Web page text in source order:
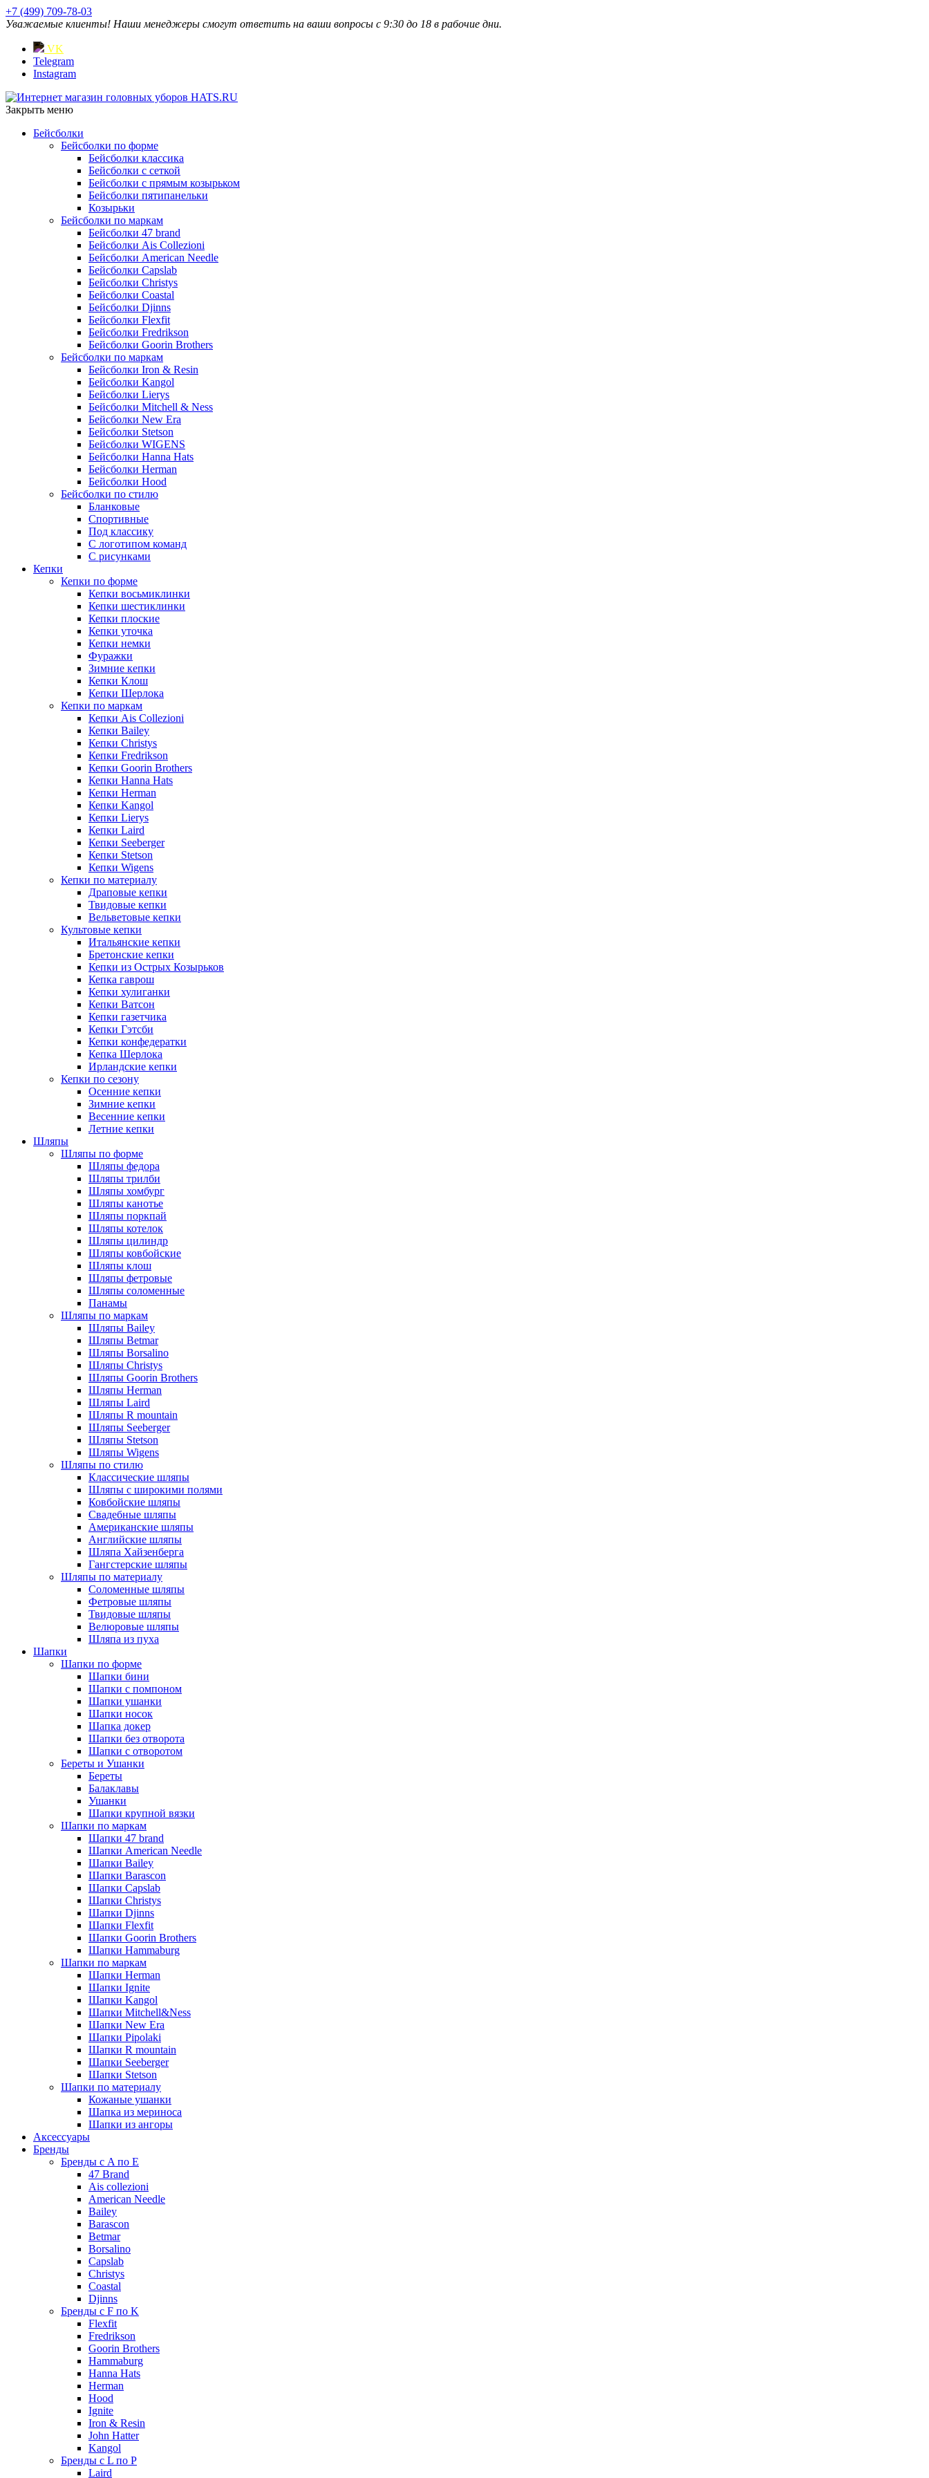
+7 (499) 709-78-03
Уважаемые клиенты! Наши менеджеры смогут ответить на ваши вопросы с 9:30 до 18 в рабочие дни.
VK
Telegram
Instagram
Закрыть меню
Бейсболки
Бейсболки по форме
Бейсболки классика
Бейсболки с сеткой
Бейсболки с прямым козырьком
Бейсболки пятипанельки
Козырьки
Бейсболки по маркам
Бейсболки 47 brand
Бейсболки Ais Collezioni
Бейсболки American Needle
Бейсболки Capslab
Бейсболки Christys
Бейсболки Coastal
Бейсболки Djinns
Бейсболки Flexfit
Бейсболки Fredrikson
Бейсболки Goorin Brothers
Бейсболки по маркам
Бейсболки Iron & Resin
Бейсболки Kangol
Бейсболки Lierys
Бейсболки Mitchell & Ness
Бейсболки New Era
Бейсболки Stetson
Бейсболки WIGENS
Бейсболки Hanna Hats
Бейсболки Herman
Бейсболки Hood
Бейсболки по стилю
Бланковые
Спортивные
Под классику
С логотипом команд
С рисунками
Кепки
Кепки по форме
Кепки восьмиклинки
Кепки шестиклинки
Кепки плоские
Кепки уточка
Кепки немки
Фуражки
Зимние кепки
Кепки Клош
Кепки Шерлока
Кепки по маркам
Кепки Ais Collezioni
Кепки Bailey
Кепки Christys
Кепки Fredrikson
Кепки Goorin Brothers
Кепки Hanna Hats
Кепки Herman
Кепки Kangol
Кепки Lierys
Кепки Laird
Кепки Seeberger
Кепки Stetson
Кепки Wigens
Кепки по материалу
Драповые кепки
Твидовые кепки
Вельветовые кепки
Культовые кепки
Итальянские кепки
Бретонские кепки
Кепки из Острых Козырьков
Кепка гаврош
Кепки хулиганки
Кепки Ватсон
Кепки газетчика
Кепки Гэтсби
Кепки конфедератки
Кепка Шерлока
Ирландские кепки
Кепки по сезону
Осенние кепки
Зимние кепки
Весенние кепки
Летние кепки
Шляпы
Шляпы по форме
Шляпы федора
Шляпы трилби
Шляпы хомбург
Шляпы канотье
Шляпы поркпай
Шляпы котелок
Шляпы цилиндр
Шляпы ковбойские
Шляпы клош
Шляпы фетровые
Шляпы соломенные
Панамы
Шляпы по маркам
Шляпы Bailey
Шляпы Betmar
Шляпы Borsalino
Шляпы Christys
Шляпы Goorin Brothers
Шляпы Herman
Шляпы Laird
Шляпы R mountain
Шляпы Seeberger
Шляпы Stetson
Шляпы Wigens
Шляпы по стилю
Классические шляпы
Шляпы с широкими полями
Ковбойские шляпы
Свадебные шляпы
Американские шляпы
Английские шляпы
Шляпа Хайзенберга
Гангстерские шляпы
Шляпы по материалу
Соломенные шляпы
Фетровые шляпы
Твидовые шляпы
Велюровые шляпы
Шляпа из пуха
Шапки
Шапки по форме
Шапки бини
Шапки с помпоном
Шапки ушанки
Шапки носок
Шапка докер
Шапки без отворота
Шапки с отворотом
Береты и Ушанки
Береты
Балаклавы
Ушанки
Шапки крупной вязки
Шапки по маркам
Шапки 47 brand
Шапки American Needle
Шапки Bailey
Шапки Barascon
Шапки Capslab
Шапки Christys
Шапки Djinns
Шапки Flexfit
Шапки Goorin Brothers
Шапки Hammaburg
Шапки по маркам
Шапки Herman
Шапки Ignite
Шапки Kangol
Шапки Mitchell&Ness
Шапки New Era
Шапки Pipolaki
Шапки R mountain
Шапки Seeberger
Шапки Stetson
Шапки по материалу
Кожаные ушанки
Шапка из мериноса
Шапки из ангоры
Аксессуары
Бренды
Бренды с A по E
47 Brand
Ais collezioni
American Needle
Bailey
Barascon
Betmar
Borsalino
Capslab
Christys
Coastal
Djinns
Бренды с F по K
Flexfit
Fredrikson
Goorin Brothers
Hammaburg
Hanna Hats
Herman
Hood
Ignite
Iron & Resin
John Hatter
Kangol
Бренды с L по P
Laird